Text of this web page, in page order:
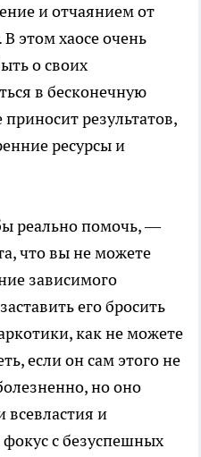
и отчаянием от
этом хаосе очень
о своих
в бесконечную
приносит результатов,
ресурсы и
реально помочь, —
что вы не можете
зависимого
его бросить
как не можете
если он сам этого не
но оно
всевластия и
с безуспешных